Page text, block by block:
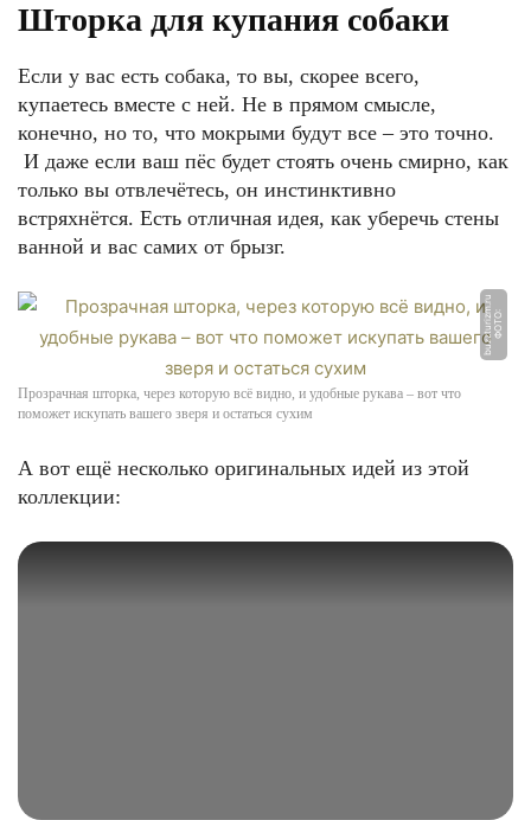
Шторка для купания собаки
Если у вас есть собака, то вы, скорее всего,
купаетесь вместе с ней. Не в прямом смысле,
конечно, но то, что мокрыми будут все – это точно.
И даже если ваш пёс будет стоять очень смирно, как
только вы отвлечётесь, он инстинктивно
встряхнётся. Есть отличная идея, как уберечь стены
ванной и вас самих от брызг.
Ф
О
Т
О:
b
u
z
z
t
u
ri
z
m.
r
u
Прозрачная шторка, через которую всё видно, и удобные рукава – вот что
поможет искупать вашего зверя и остаться сухим
А вот ещё несколько оригинальных идей из этой
коллекции: